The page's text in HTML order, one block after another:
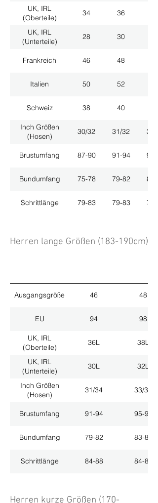
UK, IRL
(Oberteile)
34 36
UK, IRL
(Unterteile)
28 30
Frankreich 46 48
Italien 50 52
Schweiz 38 40
Inch Größen
(Hosen)
30/32 31/32 33/
Brustumfang 87-90 91-94 95-
Bundumfang 75-78 79-82 83-
Schrittlänge 79-83 79-83 79-
Herren lange Größen (183-190cm)
Ausgangsgröße 46 48
EU 94 98
UK, IRL
(Oberteile)
36L 38L
UK, IRL
(Unterteile)
30L 32L
Inch Größen
(Hosen)
31/34 33/34
Brustumfang 91-94 95-98
Bundumfang 79-82 83-86
Schrittlänge 84-88 84-88
Herren kurze Größen (170-